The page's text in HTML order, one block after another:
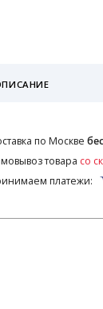
по Москве
товара со
платежи: